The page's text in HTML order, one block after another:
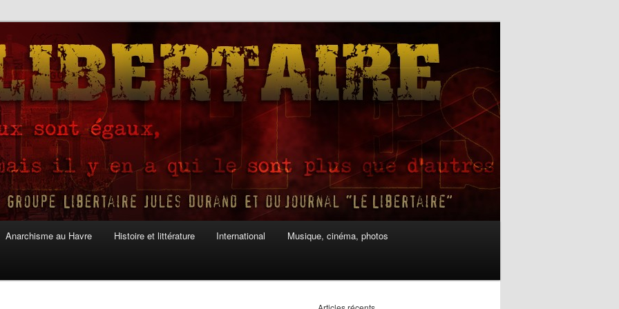
Anarchisme au Havre Histoire et littérature International Musique, cinéma, photos